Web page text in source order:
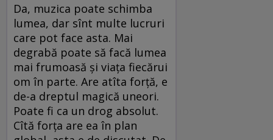
Da, muzica poate schimba
lumea, dar sînt multe lucruri
care pot face asta. Mai
degrabă poate să facă lumea
mai frumoasă și viața fiecărui
om în parte. Are atîta forță, e
de-a dreptul magică uneori.
Poate fi ca un drog absolut.
Cîtă forța are ea în plan